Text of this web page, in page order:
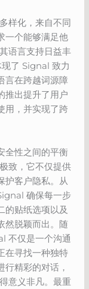
样化，来自不同
一个能够满足他
语言支持日益丰
了 Signal 致力
言在跨越词源障
推出提升了用户
用，并实现了跨
全性之间的平衡
致，它不仅提供
护客户隐私。从
确保每一步
的贴纸选项以及
然脱颖而出。随
不仅是一个沟通
在寻找一种独特
精彩的对话，
意义非凡。最重